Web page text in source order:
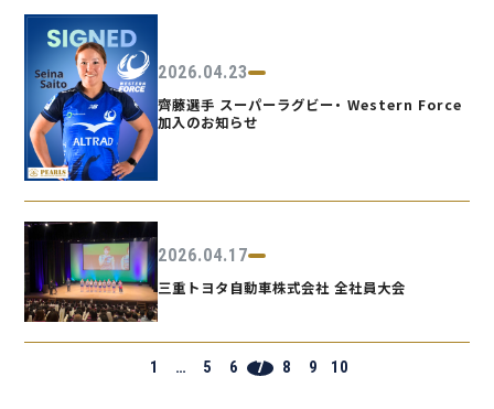
2026.04.23
齊藤選手 スーパーラグビー・ Western Force
加入のお知らせ
2026.04.17
三重トヨタ自動車株式会社 全社員大会
1 … 5 6 7 8 9 10